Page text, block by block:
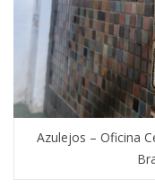
Azulejos – Oficina